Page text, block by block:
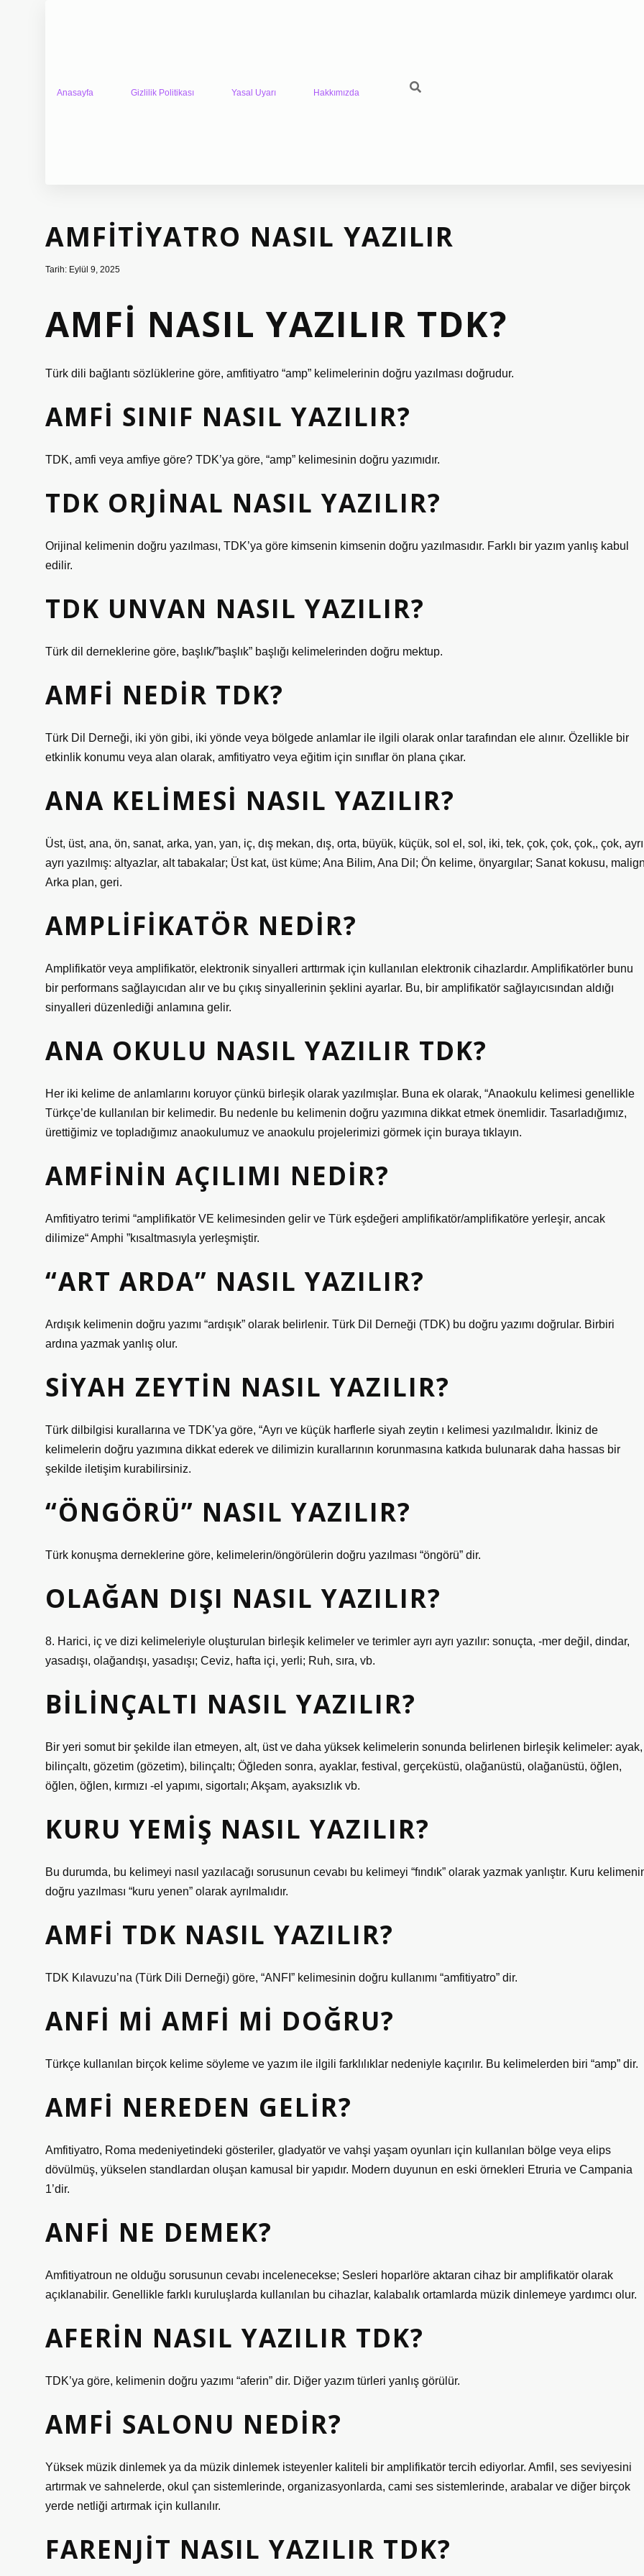
Anasayfa Gizlilik Politikası Yasal Uyarı Hakkımızda
AMFITIYATRO NASIL YAZILIR
Tarih: Eylül 9, 2025
AMFI NASIL YAZILIR TDK?
Türk dili bağlantı sözlüklerine göre, amfitiyatro “amp” kelimelerinin doğru yazılması doğrudur.
AMFI SINIF NASIL YAZILIR?
TDK, amfi veya amfiye göre? TDK’ya göre, “amp” kelimesinin doğru yazımıdır.
TDK ORJINAL NASIL YAZILIR?
Orijinal kelimenin doğru yazılması, TDK’ya göre kimsenin kimsenin doğru yazılmasıdır. Farklı bir yazım yanlış kabul
edilir.
TDK UNVAN NASIL YAZILIR?
Türk dil derneklerine göre, başlık/”başlık” başlığı kelimelerinden doğru mektup.
AMFI NEDIR TDK?
Türk Dil Derneği, iki yön gibi, iki yönde veya bölgede anlamlar ile ilgili olarak onlar tarafından ele alınır. Özellikle bir
etkinlik konumu veya alan olarak, amfitiyatro veya eğitim için sınıflar ön plana çıkar.
ANA KELIMESI NASIL YAZILIR?
Üst, üst, ana, ön, sanat, arka, yan, yan, iç, dış mekan, dış, orta, büyük, küçük, sol el, sol, iki, tek, çok, çok, çok,, çok, ayrı
ayrı yazılmış: altyazlar, alt tabakalar; Üst kat, üst küme; Ana Bilim, Ana Dil; Ön kelime, önyargılar; Sanat kokusu,
Arka plan, geri.
AMPLIFIKATÖR NEDIR?
Amplifikatör veya amplifikatör, elektronik sinyalleri arttırmak için kullanılan elektronik cihazlardır. Amplifikatörler bunu
bir performans sağlayıcıdan alır ve bu çıkış sinyallerinin şeklini ayarlar. Bu, bir amplifikatör sağlayıcısından aldığı
sinyalleri düzenlediği anlamına gelir.
ANA OKULU NASIL YAZILIR TDK?
Her iki kelime de anlamlarını koruyor çünkü birleşik olarak yazılmışlar. Buna ek olarak, “Anaokulu kelimesi genellikle
Türkçe’de kullanılan bir kelimedir. Bu nedenle bu kelimenin doğru yazımına dikkat etmek önemlidir. Tasarladığımız,
ürettiğimiz ve topladığımız anaokulumuz ve anaokulu projelerimizi görmek için buraya tıklayın.
AMFININ AÇILIMI NEDIR?
Amfitiyatro terimi “amplifikatör VE kelimesinden gelir ve Türk eşdeğeri amplifikatör/amplifikatöre yerleşir, ancak
dilimize“ Amphi ”kısaltmasıyla yerleşmiştir.
“ART ARDA” NASIL YAZILIR?
Ardışık kelimenin doğru yazımı “ardışık” olarak belirlenir. Türk Dil Derneği (TDK) bu doğru yazımı doğrular. Birbiri
ardına yazmak yanlış olur.
SIYAH ZEYTIN NASIL YAZILIR?
Türk dilbilgisi kurallarına ve TDK’ya göre, “Ayrı ve küçük harflerle siyah zeytin ı kelimesi yazılmalıdır. İkiniz de
kelimelerin doğru yazımına dikkat ederek ve dilimizin kurallarının korunmasına katkıda bulunarak daha hassas bir
şekilde iletişim kurabilirsiniz.
“ÖNGÖRÜ” NASIL YAZILIR?
Türk konuşma derneklerine göre, kelimelerin/öngörülerin doğru yazılması “öngörü” dir.
OLAĞAN DIŞI NASIL YAZILIR?
8. Harici, iç ve dizi kelimeleriyle oluşturulan birleşik kelimeler ve terimler ayrı ayrı yazılır: sonuçta, -mer değil, dindar,
yasadışı, olağandışı, yasadışı; Ceviz, hafta içi, yerli; Ruh, sıra, vb.
BILINÇALTI NASIL YAZILIR?
Bir yeri somut bir şekilde ilan etmeyen, alt, üst ve daha yüksek kelimelerin sonunda belirlenen birleşik kelimeler: ayak,
bilinçaltı, gözetim (gözetim), bilinçaltı; Öğleden sonra, ayaklar, festival, gerçeküstü, olağanüstü, olağanüstü, öğlen,
öğlen, öğlen, kırmızı -el yapımı, sigortalı; Akşam, ayaksızlık vb.
KURU YEMIŞ NASIL YAZILIR?
Bu durumda, bu kelimeyi nasıl yazılacağı sorusunun cevabı bu kelimeyi “fındık” olarak yazmak yanlıştır. Kuru
doğru yazılması “kuru yenen” olarak ayrılmalıdır.
AMFI TDK NASIL YAZILIR?
TDK Kılavuzu’na (Türk Dili Derneği) göre, “ANFI” kelimesinin doğru kullanımı “amfitiyatro” dir.
ANFI MI AMFI MI DOĞRU?
Türkçe kullanılan birçok kelime söyleme ve yazım ile ilgili farklılıklar nedeniyle kaçırılır. Bu kelimelerden biri “amp” dir.
AMFI NEREDEN GELIR?
Amfitiyatro, Roma medeniyetindeki gösteriler, gladyatör ve vahşi yaşam oyunları için kullanılan bölge veya elips
dövülmüş, yükselen standlardan oluşan kamusal bir yapıdır. Modern duyunun en eski örnekleri Etruria ve Campania
1’dir.
ANFI NE DEMEK?
Amfitiyatroun ne olduğu sorusunun cevabı incelenecekse; Sesleri hoparlöre aktaran cihaz bir amplifikatör olarak
açıklanabilir. Genellikle farklı kuruluşlarda kullanılan bu cihazlar, kalabalık ortamlarda müzik dinlemeye yardımcı olur.
AFERIN NASIL YAZILIR TDK?
TDK’ya göre, kelimenin doğru yazımı “aferin” dir. Diğer yazım türleri yanlış görülür.
AMFI SALONU NEDIR?
Yüksek müzik dinlemek ya da müzik dinlemek isteyenler kaliteli bir amplifikatör tercih ediyorlar. Amfil, ses seviyesini
artırmak ve sahnelerde, okul çan sistemlerinde, organizasyonlarda, cami ses sistemlerinde, arabalar ve diğer birçok
yerde netliği artırmak için kullanılır.
FARENJIT NASIL YAZILIR TDK?